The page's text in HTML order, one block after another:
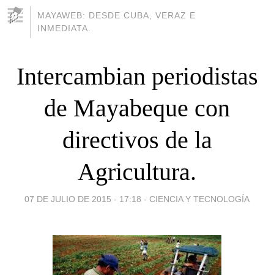
MAYAWEB: DESDE CUBA, VERAZ E
INMEDIATA.
Intercambian periodistas
de Mayabeque con
directivos de la
Agricultura.
07 DE JULIO DE 2015 - 17:18 - CIENCIA Y TECNOLOGÍA